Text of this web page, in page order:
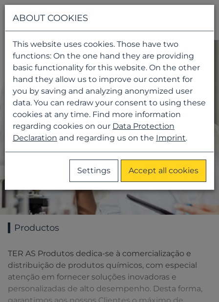
Productos
TER AS Produtos dedica-se à comercialização e
distribuição de produtos químicos, com especial
atenção em fornecer soluções inovadoras e
personalizadas de alto desempenho. Desta forma,
ABOUT COOKIES
This website uses cookies. Those have two
functions: On the one hand they are providing
basic functionality for this website. On the other
hand they allow us to improve our content for
you by saving and analyzing anonymized user
data. You can redraw your consent to using these
cookies at any time. Find more information
regarding cookies on our Data Protection
Declaration and regarding us on the Imprint.
Settings Accept all cookies